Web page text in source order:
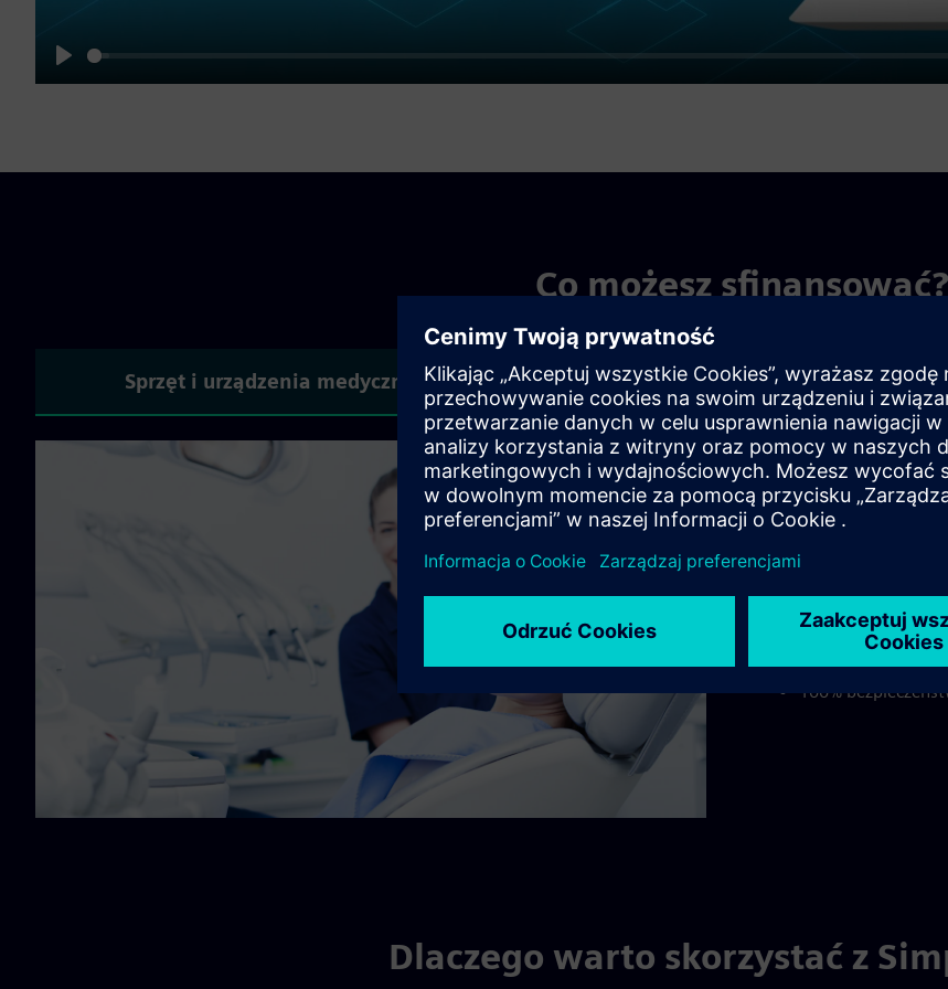
Play
Co możesz sfinansować?
Sprzęt i urządzenia medyczne Materiały i części eksploatacyjne
Jeżeli chcesz
specjalistyczny
finansowanie
Decyzja kredytowa
Wniosek online –
Finansowanie
Dostępne 24/7
100%
Dlaczego warto skorzystać z